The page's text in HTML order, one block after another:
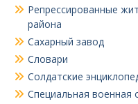
Репрессированные
района
Сахарный завод
Словари
Солдатские
Специальная военная